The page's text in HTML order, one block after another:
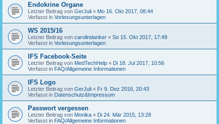
Endokrine Organe
Letzter Beitrag von GerJuli « Mo 16. Okt 2017, 08:44
Verfasst in Vorlesungsunterlagen
WS 2015/16
Letzter Beitrag von carolindanker « So 15. Okt 2017, 17:49
Verfasst in Vorlesungsunterlagen
IFS Facebook-Seite
Letzter Beitrag von MedTechHelp « Di 18. Jul 2017, 10:56
Verfasst in FAQ/Allgemeine Informationen
IFS Logo
Letzter Beitrag von GerJuli « Fr 9. Dez 2016, 20:43
Verfasst in Datenschutz&Impressum
Passwort vergessen
Letzter Beitrag von Monika « Di 24. Mär 2015, 13:28
Verfasst in FAQ/Allgemeine Informationen